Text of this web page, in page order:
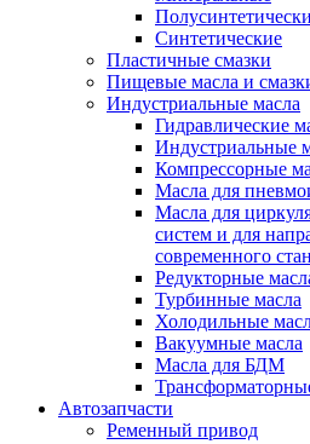
Синтетические
Пластичные смазки
Пищевые масла и
Индустриальные масла
Гидравлические
Индустриальные
Компрессорные
Масла для
Масла для
систем и для
современного
Редукторные
Турбинные масла
Холодильные
Вакуумные масла
Масла для БДМ
Автозапчасти
Ременный привод